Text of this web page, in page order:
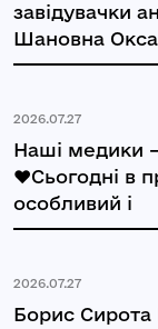
завідувачки
Шановна
2026.07.27
Наші медики
❤️Сьогодні в
особливий і
2026.07.27
Борис Сирота